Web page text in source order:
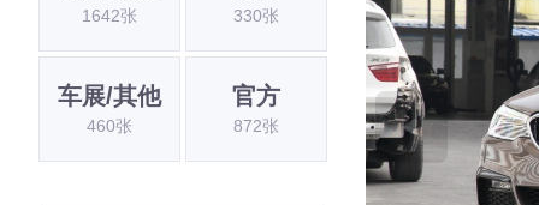
1642张 330张
车展/其他
460张
官方
872张